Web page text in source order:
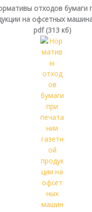
отходов бумаги
на офсетных
pdf (313 кб)